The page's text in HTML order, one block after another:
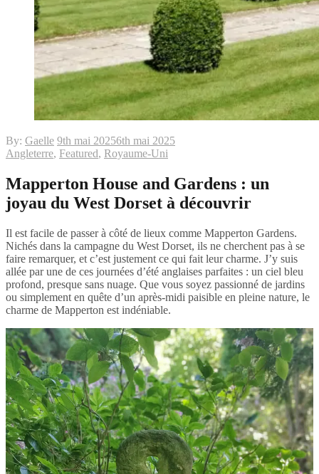
By: Gaelle 9th mai 20256th mai 2025
Angleterre, Featured, Royaume-Uni
Mapperton House and Gardens : un
joyau du West Dorset à découvrir
Il est facile de passer à côté de lieux comme Mapperton Gardens.
Nichés dans la campagne du West Dorset, ils ne cherchent pas à se
faire remarquer, et c’est justement ce qui fait leur charme. J’y suis
allée par une de ces journées d’été anglaises parfaites : un ciel bleu
profond, presque sans nuage. Que vous soyez passionné de jardins
ou simplement en quête d’un après-midi paisible en pleine nature, le
charme de Mapperton est indéniable.